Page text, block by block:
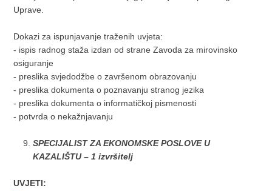
Uprave.
Dokazi za ispunjavanje traženih uvjeta:
- ispis radnog staža izdan od strane Zavoda za mirovinsko
osiguranje
- preslika svjedodžbe o završenom obrazovanju
- preslika dokumenta o poznavanju stranog jezika
- preslika dokumenta o informatičkoj pismenosti
- potvrda o nekažnjavanju
SPECIJALIST ZA EKONOMSKE POSLOVE U
KAZALIŠTU – 1 izvršitelj
UVJETI: